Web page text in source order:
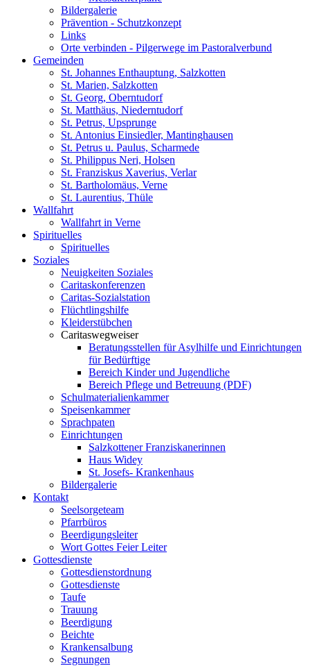
Bildergalerie
Prävention - Schutzkonzept
Links
Orte verbinden - Pilgerwege im Pastoralverbund
Gemeinden
St. Johannes Enthauptung, Salzkotten
St. Marien, Salzkotten
St. Georg, Oberntudorf
St. Matthäus, Niederntudorf
St. Petrus, Upsprunge
St. Antonius Einsiedler, Mantinghausen
St. Petrus u. Paulus, Scharmede
St. Philippus Neri, Holsen
St. Franziskus Xaverius, Verlar
St. Bartholomäus, Verne
St. Laurentius, Thüle
Wallfahrt
Wallfahrt in Verne
Spirituelles
Spirituelles
Soziales
Neuigkeiten Soziales
Caritaskonferenzen
Caritas-Sozialstation
Flüchtlingshilfe
Kleiderstübchen
Caritaswegweiser
Beratungsstellen für Asylhilfe und Einrichtungen
für Bedürftige
Bereich Kinder und Jugendliche
Bereich Pflege und Betreuung (PDF)
Schulmaterialienkammer
Speisenkammer
Sprachpaten
Einrichtungen
Salzkottener Franziskanerinnen
Haus Widey
St. Josefs- Krankenhaus
Bildergalerie
Kontakt
Seelsorgeteam
Pfarrbüros
Beerdigungsleiter
Wort Gottes Feier Leiter
Gottesdienste
Gottesdienstordnung
Gottesdienste
Taufe
Trauung
Beerdigung
Beichte
Krankensalbung
Segnungen